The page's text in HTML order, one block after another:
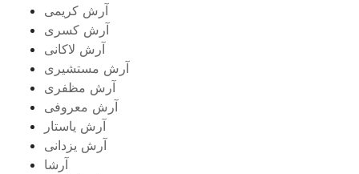
آرش کریمی
آرش کسری
آرش لاکانی
آرش مستشیری
آرش مظفری
آرش معروفی
آرش یاستار
آرش یزدانی
آرشا